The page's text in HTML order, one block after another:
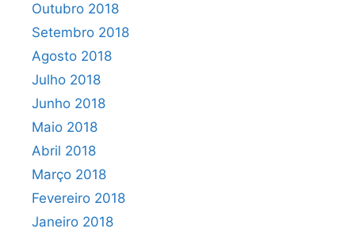
Outubro 2018
Setembro 2018
Agosto 2018
Julho 2018
Junho 2018
Maio 2018
Abril 2018
Março 2018
Fevereiro 2018
Janeiro 2018